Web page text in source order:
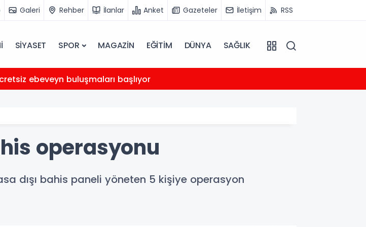
Galeri Rehber İlanlar Anket Gazeteler İletişim RSS
SİYASET SPOR MAGAZİN EĞİTİM DÜNYA SAĞLIK
ebeveyn buluşmaları başlıyor
operasyonu
dışı bahis paneli yöneten 5 kişiye operasyon